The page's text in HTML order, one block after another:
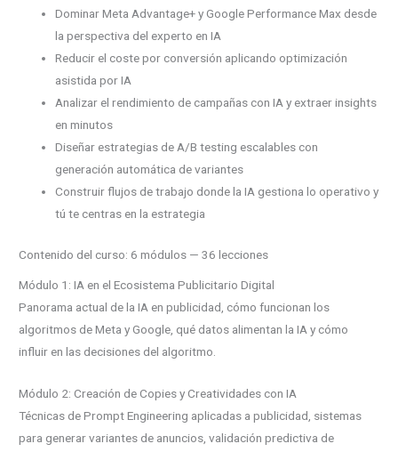
Dominar Meta Advantage+ y Google Performance Max desde
la perspectiva del experto en IA
Reducir el coste por conversión aplicando optimización
asistida por IA
Analizar el rendimiento de campañas con IA y extraer insights
en minutos
Diseñar estrategias de A/B testing escalables con
generación automática de variantes
Construir flujos de trabajo donde la IA gestiona lo operativo y
tú te centras en la estrategia
Contenido del curso: 6 módulos — 36 lecciones
Módulo 1: IA en el Ecosistema Publicitario Digital
Panorama actual de la IA en publicidad, cómo funcionan los
algoritmos de Meta y Google, qué datos alimentan la IA y cómo
influir en las decisiones del algoritmo.
Módulo 2: Creación de Copies y Creatividades con IA
Técnicas de Prompt Engineering aplicadas a publicidad, sistemas
para generar variantes de anuncios, validación predictiva de